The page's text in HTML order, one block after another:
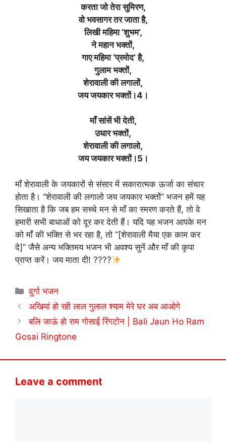
करता जो तेरा सुमिरण,
वो भवसागर तर जाता है,
लिखी महिमा ‘शुभम’,
ने महान भक्तों,
गाए महिमा ‘प्रमोद’ है,
गुलाम भक्तों,
शेरावाली की लगालों,
जय जयकार भक्तों।4।
माँ सांसें भी देती,
उधार भक्तों,
शेरावाली की लगालो,
जय जयकार भक्तों।5।
माँ शेरावाली के जयकारों से संसार में सकारात्मक ऊर्जा का संचार
होता है। “शेरावाली की लगालो जय जयकार भक्तों” भजन हमें यह
सिखाता है कि जब हम सच्चे मन से माँ का स्मरण करते हैं, तो वे
हमारी सभी बाधाओं को दूर कर देती हैं। यदि यह भजन आपके मन
को माँ की भक्ति से भर रहा है, तो “[शेरावाली मैया एक काम कर
दे]” जैसे अन्य भक्तिमय भजन भी अवश्य सुनें और माँ की कृपा
प्राप्त करें। जय माता दी! ????
Categories
दुर्गा भजन
अखियां हो रही लाल गुलाल श्याम मेरे घर अब आओगे
बलि जाऊं हो राम गोसाई रिंगटोन | Bali Jaun Ho Ram
Gosai Ringtone
Leave a comment